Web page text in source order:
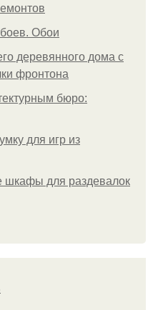
Обои
деревянного дома с
фронтона
бюро:
для игр из
шкафы для раздевалок